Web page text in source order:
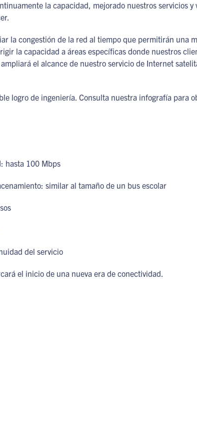
la capacidad, mejorado nuestros servicios
la congestión de la red al tiempo que permitirán una
la capacidad a áreas específicas donde nuestros
el alcance de nuestro servicio de Internet
logro de ingeniería. Consulta nuestra infografía para
hasta 100 Mbps
similar al tamaño de un bus escolar
del servicio
el inicio de una nueva era de conectividad.